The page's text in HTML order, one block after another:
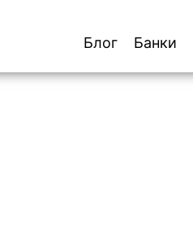
Банки
Блог